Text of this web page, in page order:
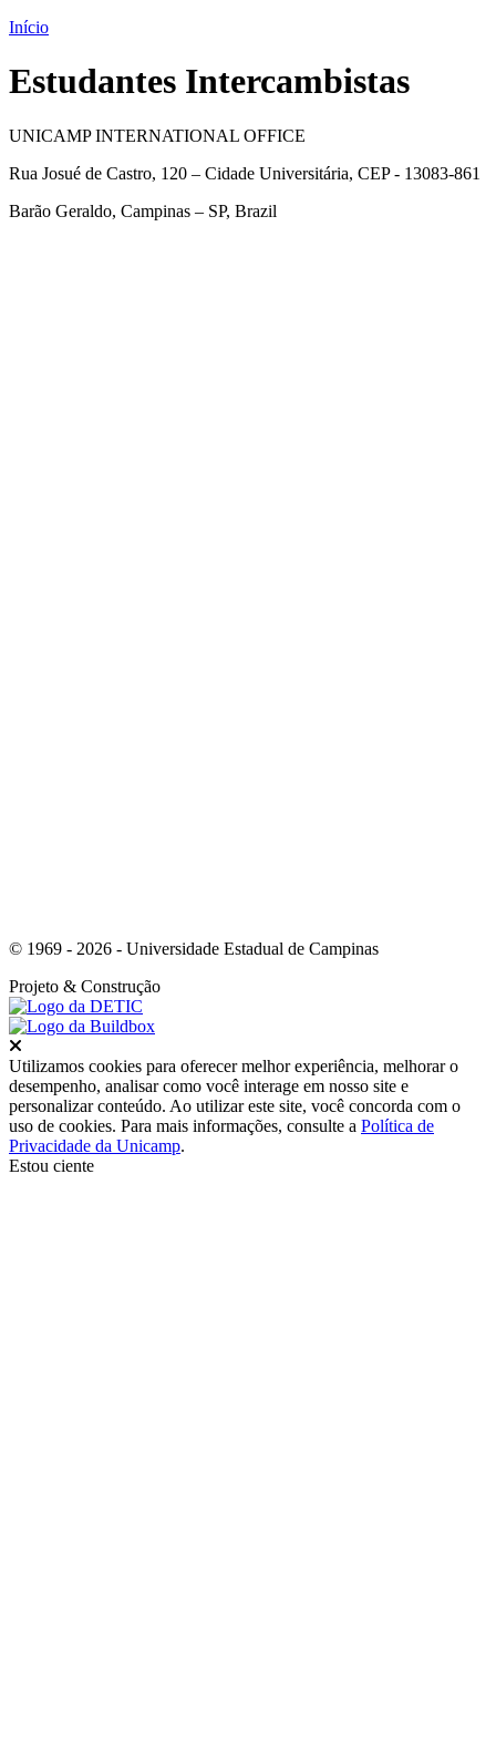
Início
Estudantes Intercambistas
UNICAMP INTERNATIONAL OFFICE
Rua Josué de Castro, 120 – Cidade Universitária, CEP - 13083-861
Barão Geraldo, Campinas – SP, Brazil
© 1969 - 2026 - Universidade Estadual de Campinas
Projeto & Construção
Utilizamos cookies para oferecer melhor experiência, melhorar o
desempenho, analisar como você interage em nosso site e
personalizar conteúdo. Ao utilizar este site, você concorda com o
uso de cookies. Para mais informações, consulte a Política de
Privacidade da Unicamp.
Estou ciente